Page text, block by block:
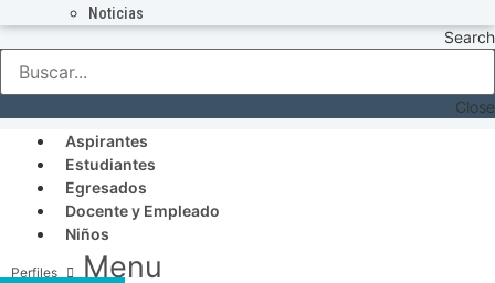
Noticias
Search
Close
Aspirantes
Estudiantes
Egresados
Docente y Empleado
Niños
Menu